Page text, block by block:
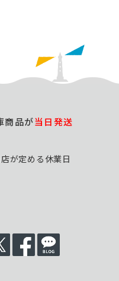
商品が当日発送
が定める休業日